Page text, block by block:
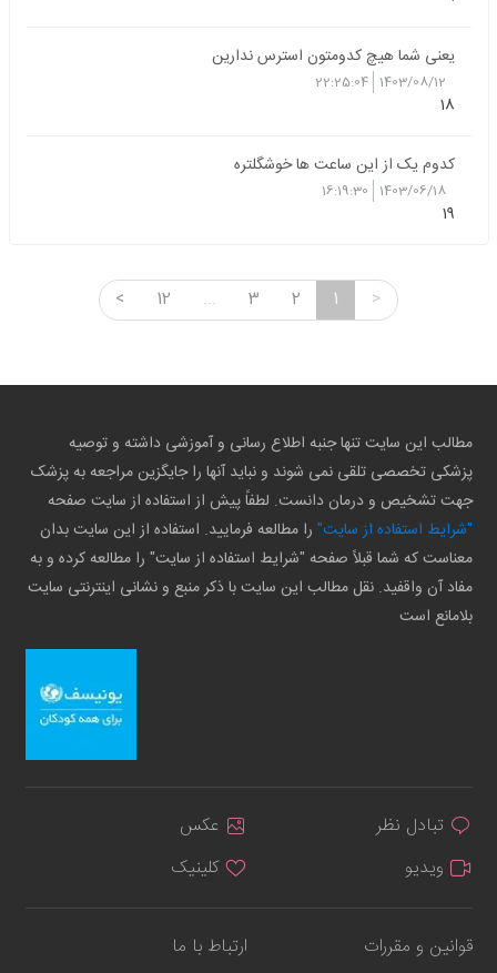
یعنی شما هیچ کدومتون استرس ندارین
1403/08/12
22:25:04
18
کدوم یک از این ساعت ها خوشگلتره
1403/06/18
16:19:30
19
>
1
2
3
...
12
<
مطالب این سایت تنها جنبه اطلاع رسانی و آموزشی داشته و توصیه
پزشکی تخصصی تلقی نمی شوند و نباید آنها را جایگزین مراجعه به پزشک
جهت تشخیص و درمان دانست. لطفاً پیش از استفاده از سایت صفحه
"شرایط استفاده از سایت" را مطالعه فرمایید. استفاده از این سایت بدان
معناست که شما قبلاً صفحه "شرایط استفاده از سایت" را مطالعه کرده و به
مفاد آن واقفید. نقل مطالب این سایت با ذکر منبع و نشانی اینترنتی سایت
بلامانع است
تبادل نظر
عکس
ویدیو
کلینیک
قوانین و مقررات ارتباط با ما